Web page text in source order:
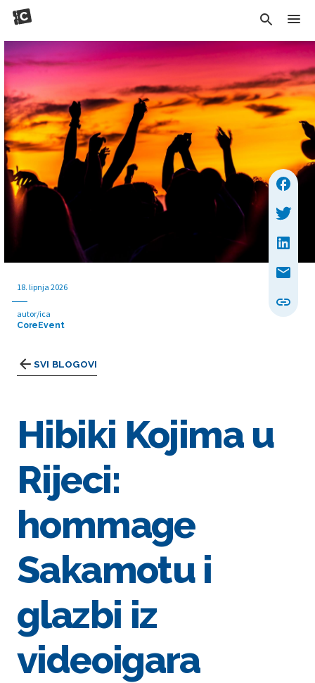
SVI BLOGOVI
18. lipnja 2026
autor/ica
CoreEvent
Hibiki Kojima u
Rijeci:
hommage
Sakamotu i
glazbi iz
videoigara